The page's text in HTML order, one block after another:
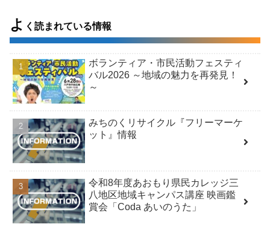
よ く読まれている情報
ボランティア・市民活動フェスティ
バル2026 ～地域の魅力を再発見！
～
みちのくリサイクル『フリーマーケ
ット』情報
令和8年度あおもり県民カレッジ三
八地区地域キャンパス講座 映画鑑
賞会「Coda あいのうた」